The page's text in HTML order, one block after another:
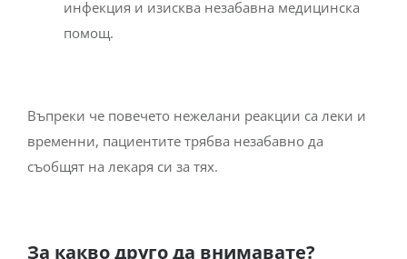
инфекция и изисква незабавна медицинска
помощ.
Въпреки че повечето нежелани реакции са леки и
временни, пациентите трябва незабавно да
съобщят на лекаря си за тях.
За какво друго да внимавате?